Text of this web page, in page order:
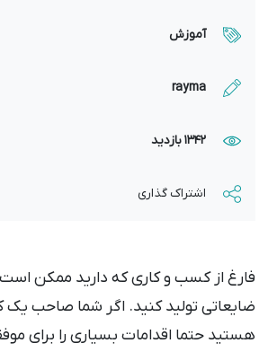
آموزش
اشتراک گذاری
فارغ از کسب و کاری که دارید ممکن
ضایعاتی تولید کنید. اگر شما صاحب یک
هستید حتما اقدامات بسیاری را برای